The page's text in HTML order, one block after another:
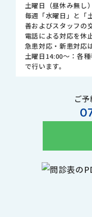
土曜日（昼休み無し
毎週「水曜日」と「
善およびスタッフの
電話による対応を休
急患対応・新患対応
土曜日14:00～：各
で行います。
ご